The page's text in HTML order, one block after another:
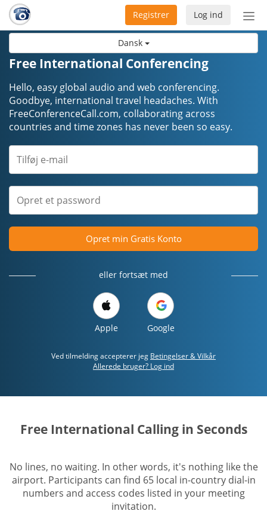
Dansk
Slå
Log ind
Registrer
Free International Conferencing
Hello, easy global audio and web conferencing.
Goodbye, international travel headaches. ​​​​​​​With
FreeConferenceCall.com, collaborating across
countries and time zones has never been so easy.
Opret min Gratis Konto
eller fortsæt med
Apple Google
Ved tilmelding accepterer jeg Betingelser & Vilkår
Allerede bruger? Log ind
Free International Calling in Seconds
No lines, no waiting. In other words, it's nothing like the
airport. Participants can find 65 local in-country dial-in
numbers and access codes listed in your meeting
invitation.